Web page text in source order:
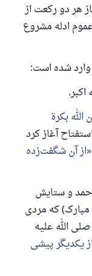
هر دو رکعت از
ادله مشروع
وارد شده است:
اکبر.
الله بكرة
آغاز کرد
از آن شگفت‌زده
و ستایش
که مردی
الله علیه
یکدیگر پیشی